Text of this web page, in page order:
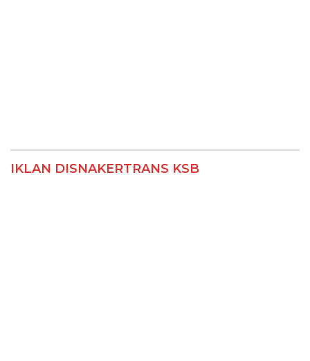
IKLAN DISNAKERTRANS KSB